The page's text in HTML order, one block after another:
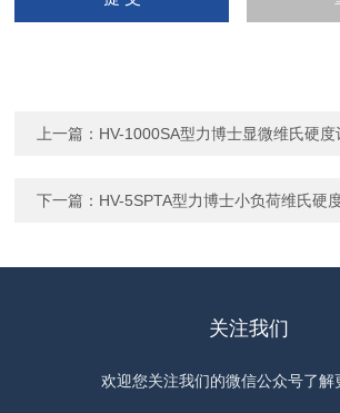
上一篇： HV-1000SA型力博士显微维氏硬度
下一篇： HV-5SPTA型力博士小负荷维氏硬
关注我们
欢迎您关注我们的微信公众号了解